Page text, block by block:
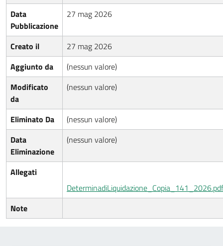
Data
Pubblicazione
27 mag 2026
Creato il
27 mag 2026
Aggiunto da
(nessun valore)
Modificato
da
(nessun valore)
Eliminato Da
(nessun valore)
Data
Eliminazione
(nessun valore)
Allegati
DeterminadiLiquidazione_Copia_141_2026.pdf
Note